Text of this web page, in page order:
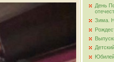
День
Зима.